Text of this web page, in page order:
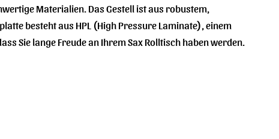
Materialien. Das Gestell ist aus robustem,
besteht aus HPL (High Pressure Laminate), einem
Sie lange Freude an Ihrem Sax Rolltisch haben werden.